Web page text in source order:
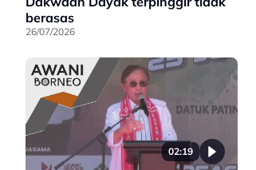
berasas
26/07/2026
02:19